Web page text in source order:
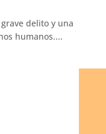
delito y una
humanos....